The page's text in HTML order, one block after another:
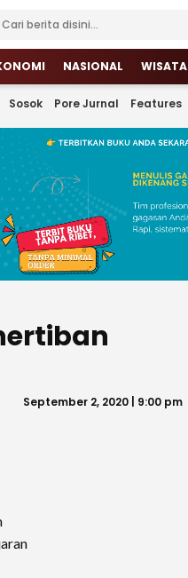
NASIONAL WISATA
Sosok Pore Jurnal Features
September 2, 2020 | 9:00 pm